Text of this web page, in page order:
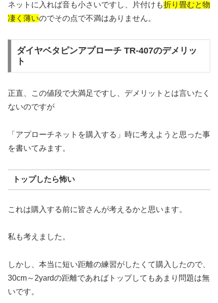
ネットに入れば音も小さいですし、片付けも折り畳むと物
凄く薄いのでその点で不満はありません。
ダイヤベタピンアプローチ TR-407のデメリッ
ト
正直、この値段で大満足ですし、デメリットとは言いたく
ないのですが
「アプローチネットを購入する」時に考えようと思った事
を書いてみます。
トップしたら怖い
これは購入する前に皆さんが考えるかと思います。
私も考えました。
しかし、本当に短い距離の練習がしたくて購入したので、
30cm～2yardの距離であればトップしてもあまり問題は無
いです。